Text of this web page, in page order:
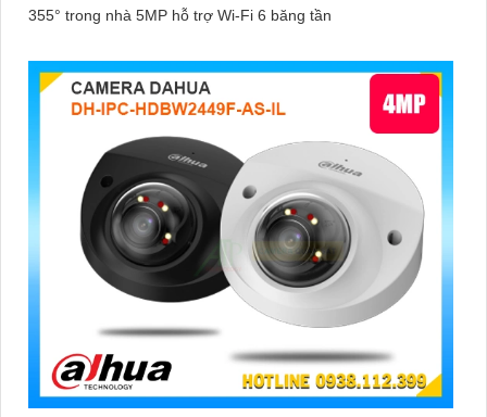
355° trong nhà 5MP hỗ trợ Wi-Fi 6 băng tần